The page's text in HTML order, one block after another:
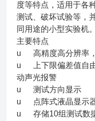
度等特点，适用于各
测试、破坏试验等，
同用途的小型实验机。
主要特点
u 高精度高分辨率
u 上下限偏差值自由
动声光报警
u 测试方向显示
u 点阵式液晶显示
u 存储10组测试数